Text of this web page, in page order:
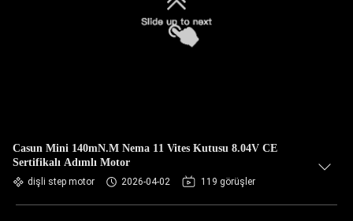
Casun Mini 140mN.M Nema 11 Vites Kutusu 8.04V CE
Sertifikalı Adımlı Motor
dişli step motor 2026-04-02 119 görüşler